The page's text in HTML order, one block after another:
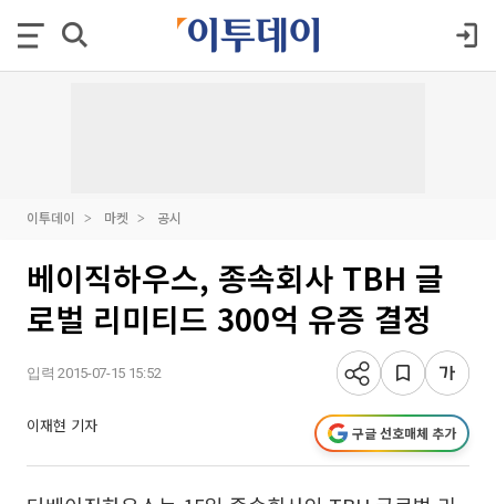
이투데이 마켓 공시
베이직하우스, 종속회사 TBH 글
로벌 리미티드 300억 유증 결정
입력 2015-07-15 15:52
이재현 기자 구글 선호매체 추가